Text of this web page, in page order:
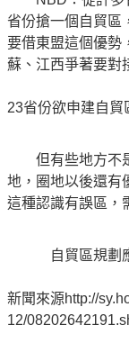
省份搶一個自貿區
要借東盟這個優勢
蘇、江西爭著要對
23省份欲申建自貿
但有些地方不是
地，圈地以後還有
這種認識有誤區，
自貿區規劃應
新聞來源http://
12/